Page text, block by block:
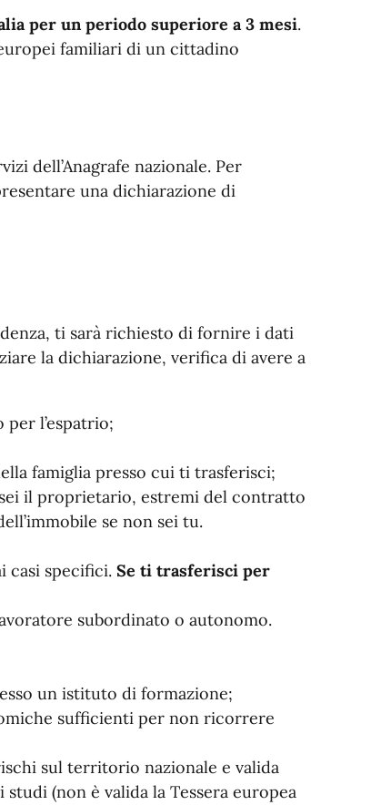
per un periodo superiore a 3 mesi.
familiari di un cittadino
dell’Anagrafe nazionale. Per
una dichiarazione di
ti sarà richiesto di fornire i dati
la dichiarazione, verifica di avere a
l’espatrio;
famiglia presso cui ti trasferisci;
il proprietario, estremi del contratto
se non sei tu.
casi specifici. Se ti trasferisci per
subordinato o autonomo.
un istituto di formazione;
sufficienti per non ricorrere
sul territorio nazionale e valida
(non è valida la Tessera europea